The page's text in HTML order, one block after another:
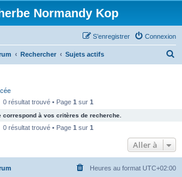
Normandy Kop
Connexion
S’enregistrer
Rechercher Sujets actifs
c
e
0 résultat trouvé • Page 1 sur 1
correspond à vos critères de recherche.
0 résultat trouvé • Page 1 sur 1
Aller à
Heures au format UTC+02:00